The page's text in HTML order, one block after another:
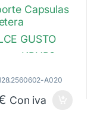
Capsulas
GUSTO
KRUPS –
1 y 2.
–
A020
Con iva